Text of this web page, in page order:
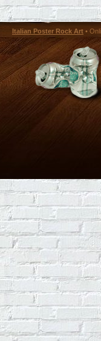
Italian Poster Rock Art •